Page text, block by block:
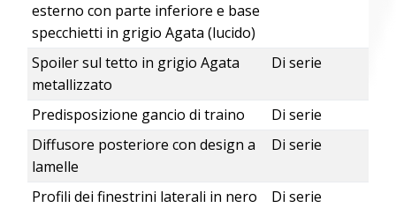
esterno con parte inferiore e base
specchietti in grigio Agata (lucido)
Spoiler sul tetto in grigio Agata
metallizzato
Di serie
Predisposizione gancio di traino
Di serie
Diffusore posteriore con design a
lamelle
Di serie
Profili dei finestrini laterali in nero
Di serie